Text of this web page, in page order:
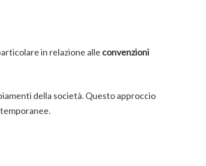
in relazione alle convenzioni
della società. Questo approccio